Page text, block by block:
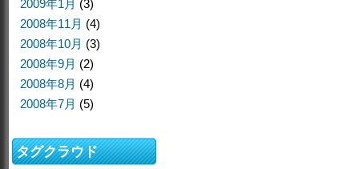
2009年1月 (3)
2008年11月 (4)
2008年10月 (3)
2008年9月 (2)
2008年8月 (4)
2008年7月 (5)
タグクラウド